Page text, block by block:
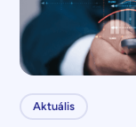
Aktuális